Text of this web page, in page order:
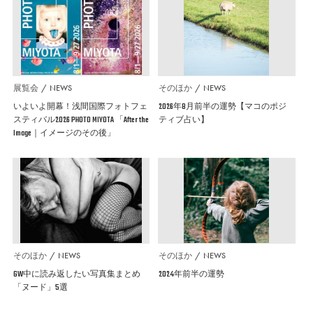
展覧会 NEWS
いよいよ開幕！浅間国際フォトフェ
スティバル2026 PHOTO MIYOTA 「After the
Image｜イメージのその後」
そのほか NEWS
2026年8月前半の運勢【マコのポジ
ティブ占い】
そのほか NEWS
GW中に読み返したい写真集まとめ
「ヌード」5選
そのほか NEWS
2024年前半の運勢